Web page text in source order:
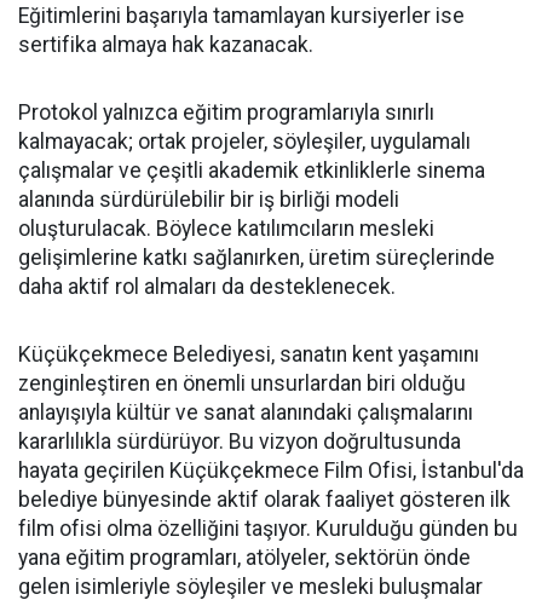
Eğitimlerini başarıyla tamamlayan kursiyerler ise
sertifika almaya hak kazanacak.
Protokol yalnızca eğitim programlarıyla sınırlı
kalmayacak; ortak projeler, söyleşiler, uygulamalı
çalışmalar ve çeşitli akademik etkinliklerle sinema
alanında sürdürülebilir bir iş birliği modeli
oluşturulacak. Böylece katılımcıların mesleki
gelişimlerine katkı sağlanırken, üretim süreçlerinde
daha aktif rol almaları da desteklenecek.
Küçükçekmece Belediyesi, sanatın kent yaşamını
zenginleştiren en önemli unsurlardan biri olduğu
anlayışıyla kültür ve sanat alanındaki çalışmalarını
kararlılıkla sürdürüyor. Bu vizyon doğrultusunda
hayata geçirilen Küçükçekmece Film Ofisi, İstanbul'da
belediye bünyesinde aktif olarak faaliyet gösteren ilk
film ofisi olma özelliğini taşıyor. Kurulduğu günden bu
yana eğitim programları, atölyeler, sektörün önde
gelen isimleriyle söyleşiler ve mesleki buluşmalar